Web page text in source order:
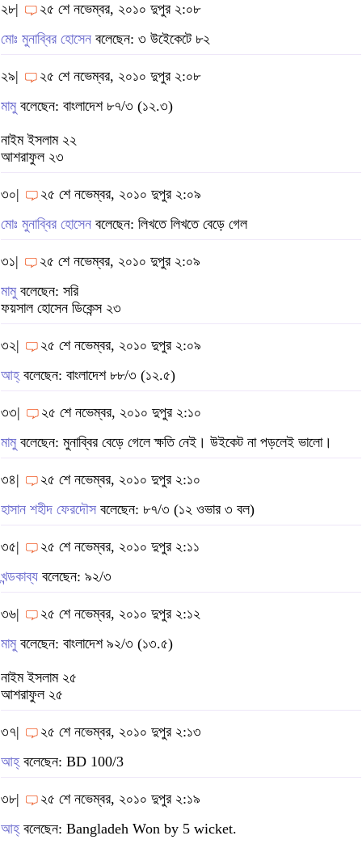
২৮|
২৫ শে নভেম্বর, ২০১০ দুপুর ২:০৮
মোঃ মুনাব্বির হোসেন বলেছেন: ৩ উইেকেটে ৮২
২৯|
২৫ শে নভেম্বর, ২০১০ দুপুর ২:০৮
মামুবলেছেন: বাংলাদেশ ৮৭/৩ (১২.৩)
নাইম ইসলাম ২২
আশরাফুল ২৩
৩০|
২৫ শে নভেম্বর, ২০১০ দুপুর ২:০৯
মোঃ মুনাব্বির হোসেন বলেছেন: লিখতে লিখতে বেড়ে গেল
৩১|
২৫ শে নভেম্বর, ২০১০ দুপুর ২:০৯
মামুবলেছেন: সরি
ফয়সাল হোসেন ডিকেন্স ২৩
৩২|
২৫ শে নভেম্বর, ২০১০ দুপুর ২:০৯
আহ্বলেছেন: বাংলাদেশ ৮৮/৩ (১২.৫)
৩৩|
২৫ শে নভেম্বর, ২০১০ দুপুর ২:১০
মামুবলেছেন: মুনাব্বির বেড়ে গেলে ক্ষতি নেই। উইকেট না পড়লেই ভালো।
৩৪|
২৫ শে নভেম্বর, ২০১০ দুপুর ২:১০
হাসান শহীদ ফেরদৌস বলেছেন: ৮৭/৩ (১২ ওভার ৩ বল)
৩৫|
২৫ শে নভেম্বর, ২০১০ দুপুর ২:১১
খন্ডকাব্য বলেছেন: ৯২/৩
৩৬|
২৫ শে নভেম্বর, ২০১০ দুপুর ২:১২
মামুবলেছেন: বাংলাদেশ ৯২/৩ (১৩.৫)
নাইম ইসলাম ২৫
আশরাফুল ২৫
৩৭|
২৫ শে নভেম্বর, ২০১০ দুপুর ২:১৩
আহ্বলেছেন: BD 100/3
৩৮|
২৫ শে নভেম্বর, ২০১০ দুপুর ২:১৯
আহ্বলেছেন: Bangladeh Won by 5 wicket.